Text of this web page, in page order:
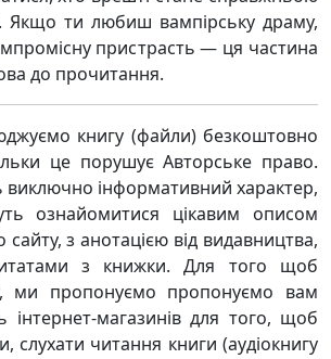
Якщо ти любиш вампірську драму,
пристрасть — ця частина
до прочитання.
книгу (файли) безкоштовно
це порушує Авторське право.
інформативний характер,
ознайомитися цікавим описом
сайту, з анотацією від видавництва,
з книжки. Для того щоб
ми пропонуємо пропонуємо вам
інтернет-магазинів для того, щоб
слухати читання книги (аудіокнигу